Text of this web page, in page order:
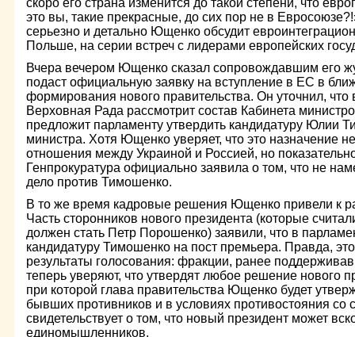
скоро его страна изменится до такой степени, что
это вы, такие прекрасные, до сих пор не в
серьезно и детально Ющенко обсудит
Польше, на серии встреч с лидерами европейских
Вчера вечером Ющенко сказал сопровождавшим его
подаст официальную заявку на вступление в ЕС в
формирования нового правительства. Он уточнил,
Верховная Рада рассмотрит состав Кабинета
предложит парламенту утвердить кандидатуру Юлии
министра. Хотя Ющенко уверяет, что это назначение
отношения между Украиной и Россией, но
Генпрокуратура официально заявила о том, что не
дело против Тимошенко.
В то же время кадровые решения Ющенко привели к
Часть сторонников нового президента (которые
должен стать Петр Порошенко) заявили, что в
кандидатуру Тимошенко на пост премьера. Правда,
результаты голосования: фракции, ранее
теперь уверяют, что утвердят любое решение нового
при которой глава правительства Ющенко будет
бывших противников и в условиях противостояния со
свидетельствует о том, что новый президент может
единомышленников.